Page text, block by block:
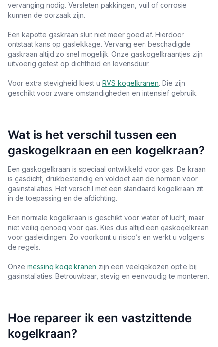
vervanging nodig. Versleten pakkingen, vuil of corrosie
kunnen de oorzaak zijn.
Een kapotte gaskraan sluit niet meer goed af. Hierdoor
ontstaat kans op gaslekkage. Vervang een beschadigde
gaskraan altijd zo snel mogelijk. Onze gaskogelkraantjes zijn
uitvoerig getest op dichtheid en levensduur.
Voor extra stevigheid kiest u RVS kogelkranen. Die zijn
geschikt voor zware omstandigheden en intensief gebruik.
Wat is het verschil tussen een
gaskogelkraan en een kogelkraan?
Een gaskogelkraan is speciaal ontwikkeld voor gas. De kraan
is gasdicht, drukbestendig en voldoet aan de normen voor
gasinstallaties. Het verschil met een standaard kogelkraan zit
in de toepassing en de afdichting.
Een normale kogelkraan is geschikt voor water of lucht, maar
niet veilig genoeg voor gas. Kies dus altijd een gaskogelkraan
voor gasleidingen. Zo voorkomt u risico’s en werkt u volgens
de regels.
Onze messing kogelkranen zijn een veelgekozen optie bij
gasinstallaties. Betrouwbaar, stevig en eenvoudig te monteren.
Hoe repareer ik een vastzittende
kogelkraan?